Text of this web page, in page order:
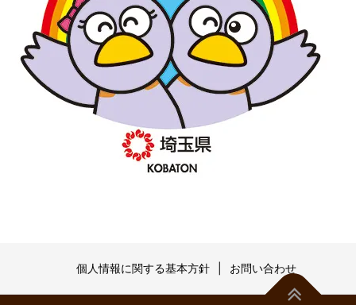
個人情報に関する基本方針 お問い合わせ